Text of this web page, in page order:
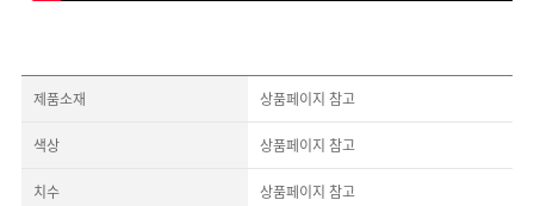
제품소재 상품페이지 참고
색상 상품페이지 참고
치수 상품페이지 참고